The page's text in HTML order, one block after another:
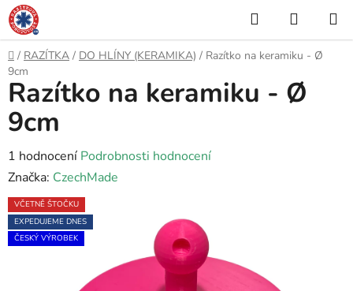
Přejít
na
obsah
Hledat
KOŠÍK
Domů
/ RAZÍTKA / DO HLÍNY (KERAMIKA) / Razítko na keramiku - Ø
9cm
Razítko na keramiku - Ø
9cm
Průměrné
hodnocení
produktu
je
5,0
1 hodnocení Podrobnosti hodnocení
Značka: CzechMade
VČETNĚ ŠTOČKU
EXPEDUJEME DNES
ČESKÝ VÝROBEK